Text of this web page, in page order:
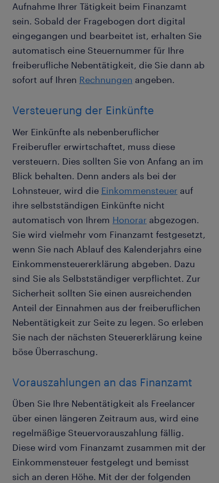
Aufnahme Ihrer Tätigkeit beim Finanzamt
sein. Sobald der Fragebogen dort digital
eingegangen und bearbeitet ist, erhalten Sie
automatisch eine Steuernummer für Ihre
freiberufliche Nebentätigkeit, die Sie dann ab
sofort auf Ihren Rechnungen angeben.
Versteuerung der Einkünfte
Wer Einkünfte als nebenberuflicher
Freiberufler erwirtschaftet, muss diese
versteuern. Dies sollten Sie von Anfang an im
Blick behalten. Denn anders als bei der
Lohnsteuer, wird die Einkommensteuer auf
ihre selbstständigen Einkünfte nicht
automatisch von Ihrem Honorar abgezogen.
Sie wird vielmehr vom Finanzamt festgesetzt,
wenn Sie nach Ablauf des Kalenderjahrs eine
Einkommensteuererklärung abgeben. Dazu
sind Sie als Selbstständiger verpflichtet. Zur
Sicherheit sollten Sie einen ausreichenden
Anteil der Einnahmen aus der freiberuflichen
Nebentätigkeit zur Seite zu legen. So erleben
Sie nach der nächsten Steuererklärung keine
böse Überraschung.
Vorauszahlungen an das Finanzamt
Üben Sie Ihre Nebentätigkeit als Freelancer
über einen längeren Zeitraum aus, wird eine
regelmäßige Steuervorauszahlung fällig.
Diese wird vom Finanzamt zusammen mit der
Einkommensteuer festgelegt und bemisst
sich an deren Höhe. Mit der der folgenden